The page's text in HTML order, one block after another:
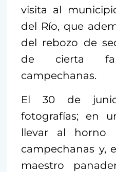
visita al
del Río, que
del rebozo de
de cierta
campechanas.
El 30 de
fotografías; en
llevar al horno
campechanas y,
maestro